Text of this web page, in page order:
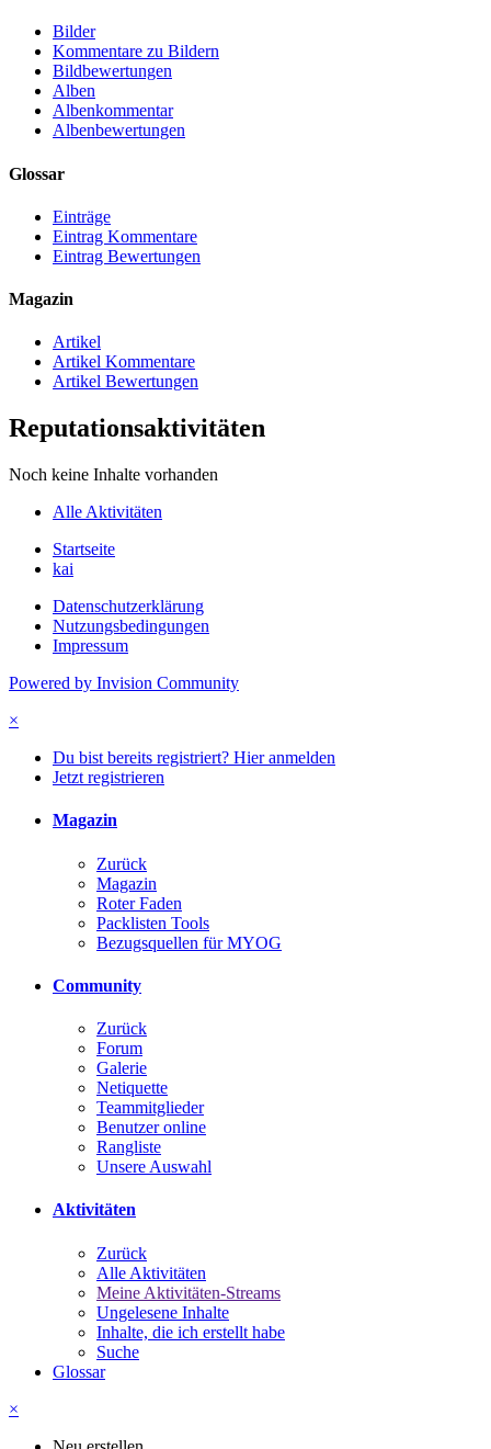
Bilder
Kommentare zu Bildern
Bildbewertungen
Alben
Albenkommentar
Albenbewertungen
Glossar
Einträge
Eintrag Kommentare
Eintrag Bewertungen
Magazin
Artikel
Artikel Kommentare
Artikel Bewertungen
Reputationsaktivitäten
Noch keine Inhalte vorhanden
Alle Aktivitäten
Startseite
kai
Datenschutzerklärung
Nutzungsbedingungen
Impressum
Powered by Invision Community
×
Du bist bereits registriert? Hier anmelden
Jetzt registrieren
Magazin
Zurück
Magazin
Roter Faden
Packlisten Tools
Bezugsquellen für MYOG
Community
Zurück
Forum
Galerie
Netiquette
Teammitglieder
Benutzer online
Rangliste
Unsere Auswahl
Aktivitäten
Zurück
Alle Aktivitäten
Meine Aktivitäten-Streams
Ungelesene Inhalte
Inhalte, die ich erstellt habe
Suche
Glossar
×